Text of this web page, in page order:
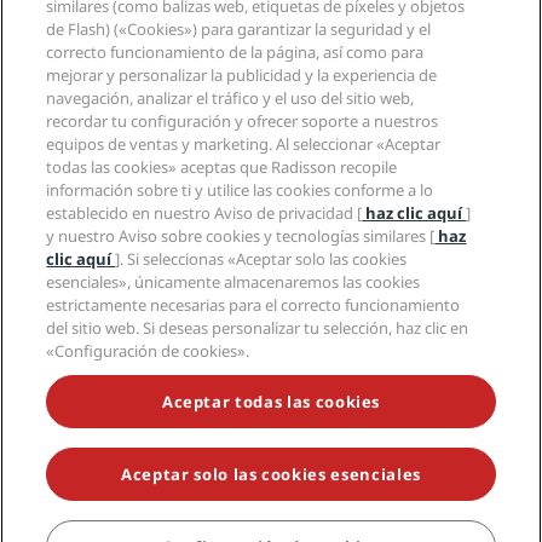
Aplicación de Radisson Hotels
Hoteles Sports Approved
Hoteles ideales para familias
Salud y seguridad
Medios
Empleos en RHG
Empleos en PPHE
Empleos en EHL
The Club by RHG
Oportunidades de desarrollo
Responsabilidad social corporativa
Compras
Información legal
Centro de privacidad
Aviso legal
Términos y condiciones de Radisson Rewards
Acuerdo de uso del sitio
Accesibilidad digital
Declaración sobre la esclavitud moderna
Ayuda
Avisos al consumidor
Contacto
Preguntas frecuentes
Mapa del sitio
Redes sociales
Marcas de Radisson Hotels
NO TE PIERDAS NUESTRAS OFERTAS MÁS POPULARES
© 2026 Radisson Hotel Group.Todos los derechos reservados. RHG
Radisson Hotel Group, Radisson, Radisson RED, Radisson Blu, Radisson
Collection, Radisson Individuals, Park Plaza, Park Inn, Country Inn &
Suites, Prize by Radisson, Radisson Rewards y Radisson Meetings son
similares (como balizas web, etiquetas de píxeles y objetos
de Flash) («Cookies») para garantizar la seguridad y el
correcto funcionamiento de la página, así como para
mejorar y personalizar la publicidad y la experiencia de
navegación, analizar el tráfico y el uso del sitio web,
recordar tu configuración y ofrecer soporte a nuestros
equipos de ventas y marketing. Al seleccionar «Aceptar
todas las cookies» aceptas que Radisson recopile
información sobre ti y utilice las cookies conforme a lo
establecido en nuestro Aviso de privacidad [ haz clic aquí]
y nuestro Aviso sobre cookies y tecnologías similares [ haz
clic aquí]. Si seleccionas «Aceptar solo las cookies
esenciales», únicamente almacenaremos las cookies
estrictamente necesarias para el correcto funcionamiento
del sitio web. Si deseas personalizar tu selección, haz clic en
«Configuración de cookies».
Aceptar todas las cookies
Aceptar solo las cookies esenciales